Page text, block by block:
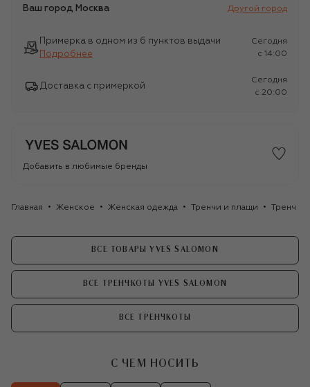
Ваш город Москва Другой город
Примерка в одном из 6 пунктов выдачи
Подробнее
Сегодня
c 14:00
Доставка с примеркой
Сегодня
c 20:00
Добавить в любимые бренды
Главная Женское Женская одежда Тренчи и плащи Тренч
ВСЕ ТОВАРЫ YVES SALOMON
ВСЕ ТРЕНЧКОТЫ YVES SALOMON
ВСЕ ТРЕНЧКОТЫ
С ЧЕМ НОСИТЬ